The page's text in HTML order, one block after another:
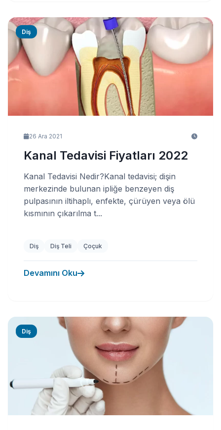
Diş
26 Ara 2021
Kanal Tedavisi Fiyatları 2022
Kanal Tedavisi Nedir?Kanal tedavisi; dişin
merkezinde bulunan ipliğe benzeyen diş
pulpasının iltihaplı, enfekte, çürüyen veya ölü
kısmının çıkarılma t...
Diş Diş Teli Çoçuk
Devamını Oku
Diş